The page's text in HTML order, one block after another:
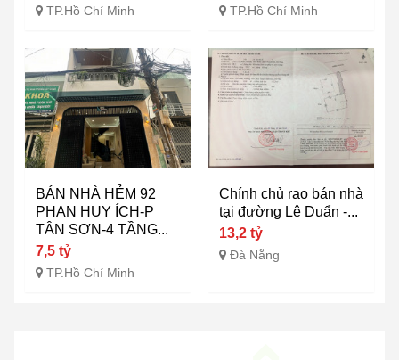
TP.Hồ Chí Minh TP.Hồ Chí Minh
BÁN NHÀ HẺM 92
PHAN HUY ÍCH-P
TÂN SƠN-4 TẦNG...
7,5 tỷ
TP.Hồ Chí Minh
Chính chủ rao bán nhà
tại đường Lê Duẩn -...
13,2 tỷ
Đà Nẵng